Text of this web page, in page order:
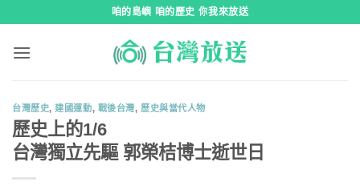
咱的島嶼 咱的歷史 你我來放送
台灣歷史,建國運動, 戰後台灣, 歷史與當代人物
歷史上的1/6
台灣獨立先驅 郭榮桔博士逝世日